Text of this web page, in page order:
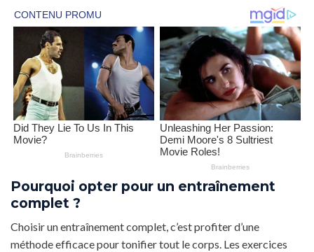
Pourquoi opter pour un entraînement
complet ?
Choisir un entraînement complet, c’est profiter d’une
méthode efficace pour tonifier tout le corps. Les exercices